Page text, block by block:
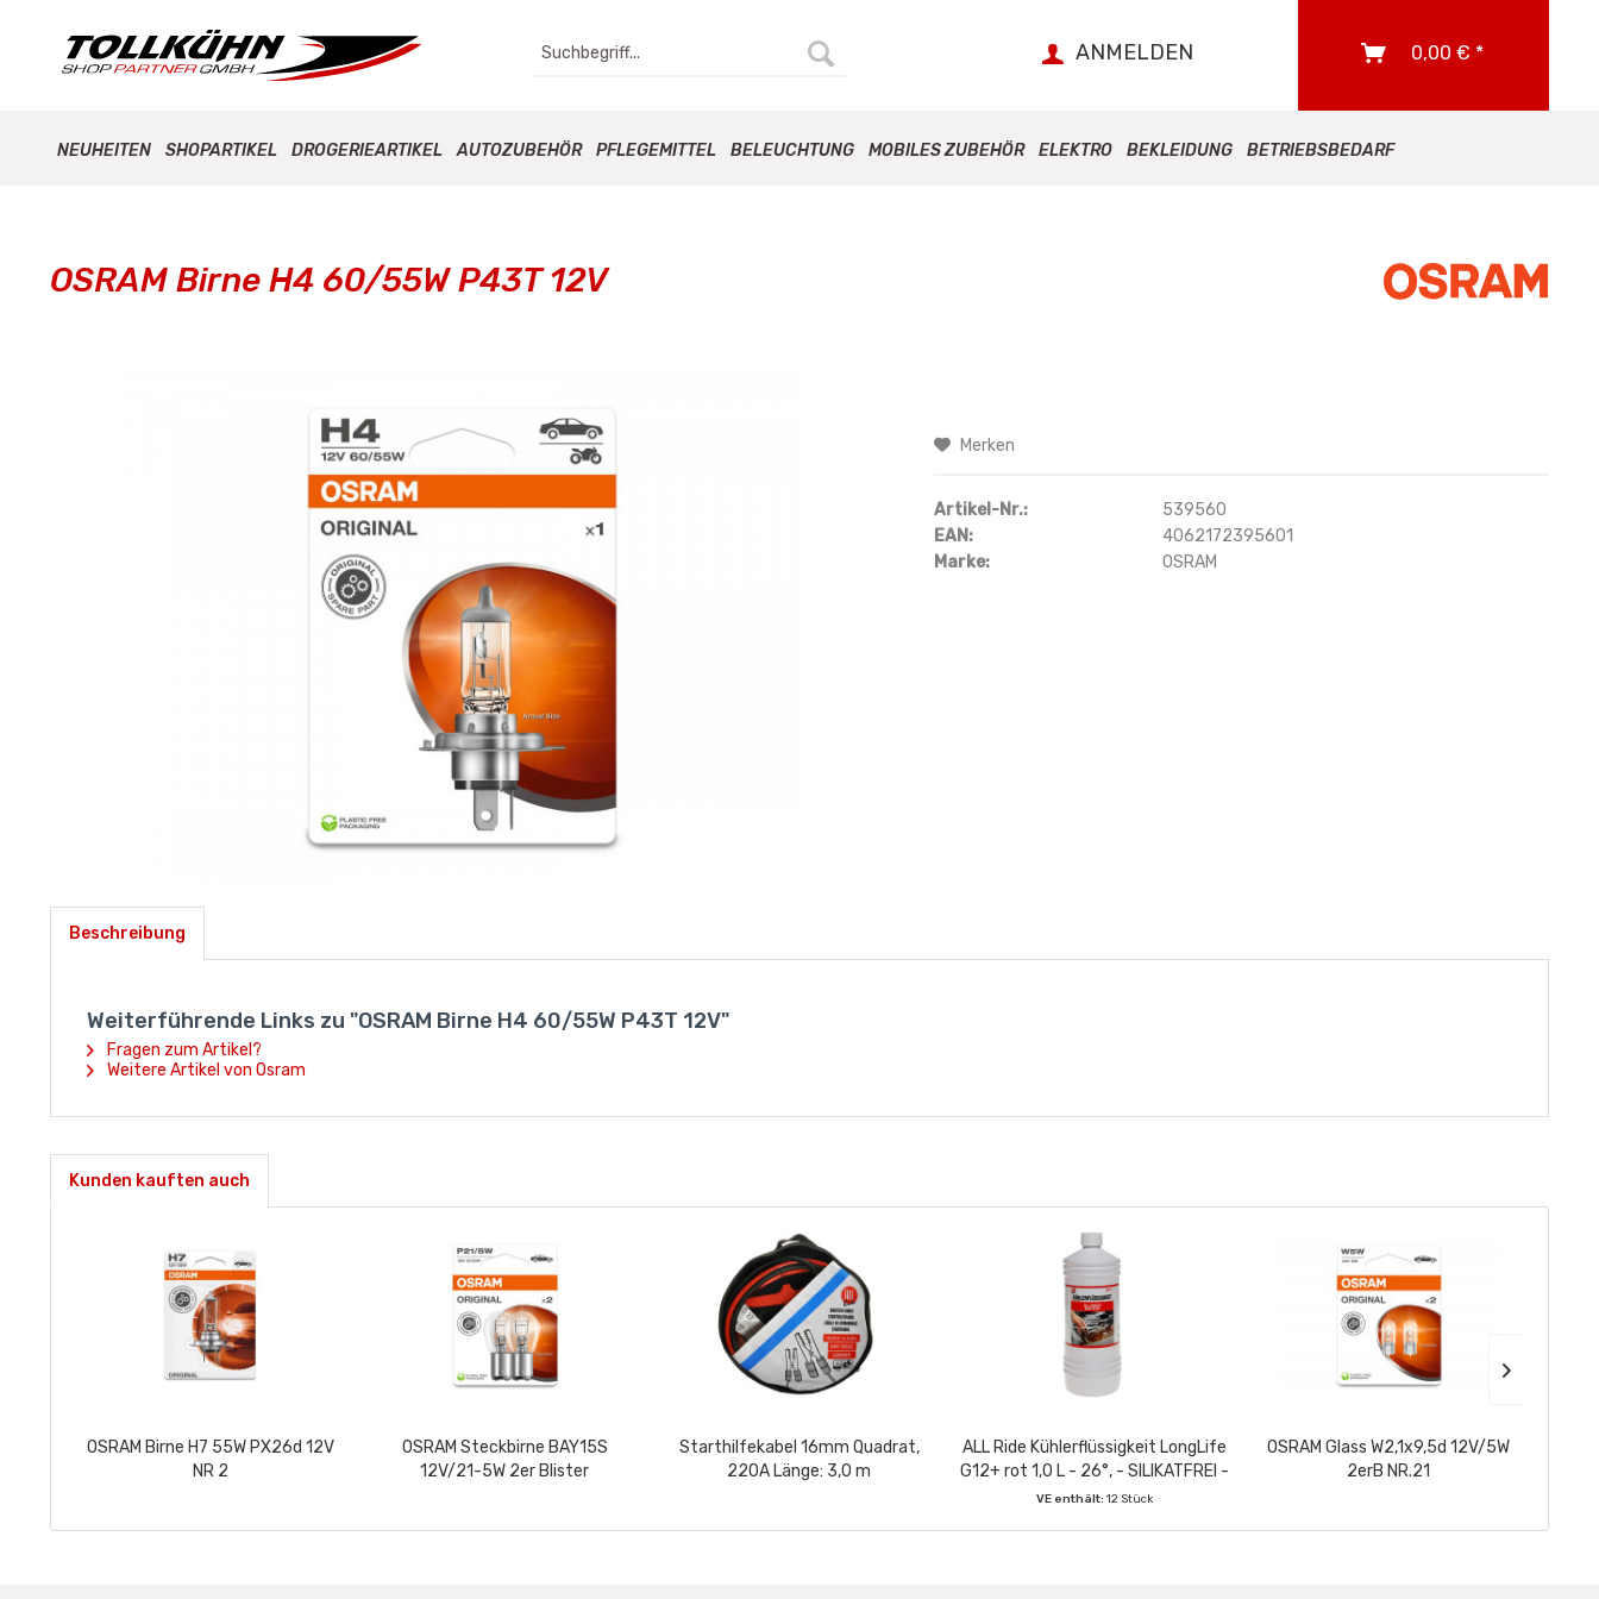
ANMELDEN 0,00 € *
NEUHEITEN SHOPARTIKEL DROGERIEARTIKEL AUTOZUBEHÖR PFLEGEMITTEL BELEUCHTUNG MOBILES ZUBEHÖR ELEKTRO BEKLEIDUNG BETRIEBSBEDARF
OSRAM Birne H4 60/55W P43T 12V
Merken
Artikel-Nr.:
539560
EAN:
4062172395601
Marke:
OSRAM
Beschreibung
Weiterführende Links zu "OSRAM Birne H4 60/55W P43T 12V"
Fragen zum Artikel?
Weitere Artikel von Osram
Kunden kauften auch
OSRAM Birne H7 55W PX26d 12V
NR 2
OSRAM Steckbirne BAY15S
12V/21-5W 2er Blister
Starthilfekabel 16mm Quadrat,
220A Länge: 3,0 m
ALL Ride Kühlerflüssigkeit LongLife
G12+ rot 1,0 L - 26°, - SILIKATFREI -
VE enthält: 12 Stück
OSRAM Glass W2,1x9,5d 12V/5W
2erB NR.21